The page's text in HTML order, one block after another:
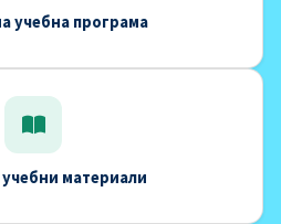
учебна програма
материали